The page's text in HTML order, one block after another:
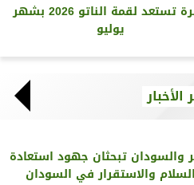
أنقرة تستعد لقمة الناتو 2026 بشهر
يوليو
الأخبار
والسودان تبحثان جهود استعادة
السلام والاستقرار في السودان